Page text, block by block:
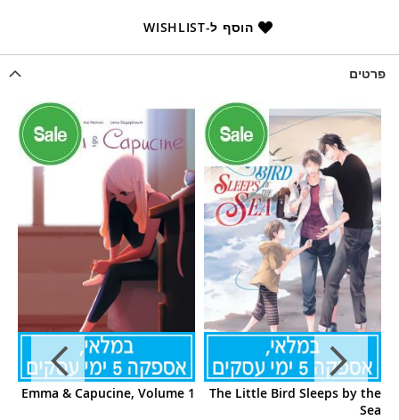
הוסף ל-WISHLIST
פרטים
Emma & Capucine, Volume 1
The Little Bird Sleeps by the
Sea